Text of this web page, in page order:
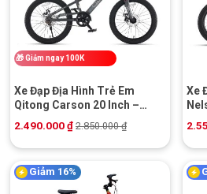
🎁Giảm ngay 100K
Xe Đạp Địa Hình Trẻ Em
Qitong Carson 20 Inch –
Phanh Đĩa Cơ
2.490.000₫ 2.850.000₫
Xe
Giảm 16%